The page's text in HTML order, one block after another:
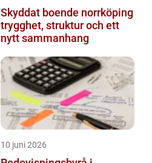
Skyddat boende norrköping
trygghet, struktur och ett
nytt sammanhang
10 juni 2026